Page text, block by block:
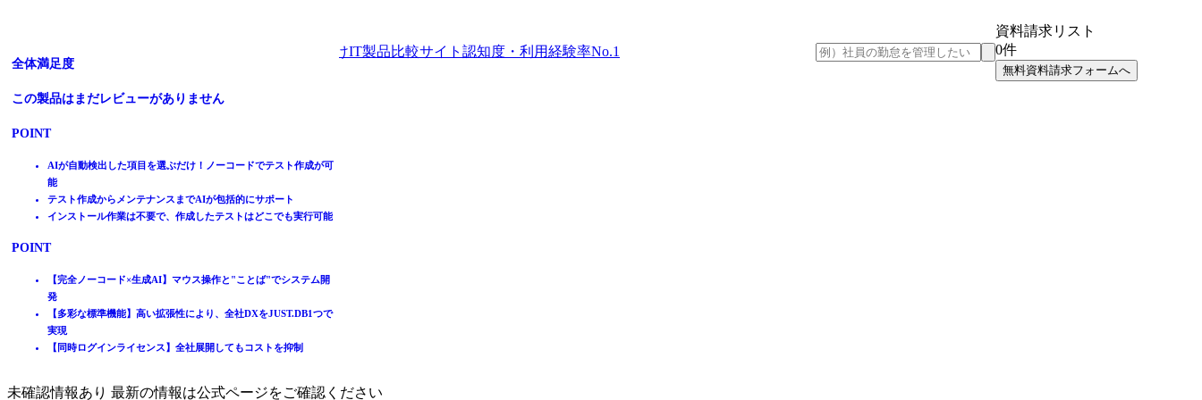
法人向けIT製品比較サイト 認知度・利用経験率No.1
資料請求リスト
0件
無料資料請求フォームへ
ホーム
ランキングから探す
記事を読む
はじめての方へ
掲載について
ITトレンドへの掲載
動画で学ぶ
IT製品比較TOP
設計開発
開発ツール
Web Miracle
未確認情報あり 最新の情報は公式ページをご確認ください
ローコード開発プラットフォーム
全体満足度
☆☆☆☆☆
★★★★★
基幹業務システムの運用基盤としてグローバルで40年の実績
【超高速開発！】CやJavaの10倍の開発生産性
部品組み立て型の純国産ローコード開発プラットフォーム
全体満足度
☆☆☆☆☆
★★★★★
部品活用で高品質・標準化されたシステム開発
開発から運用保守まで支え、継続改善と内製化を実現
完全ノーコード×生成AIでDX推進！ JUST.DB 【無料トラ
POINT
【完全ノーコード×生成AI】マウス操作と"ことば"でシステム開
発
【多彩な標準機能】高い拡張性により、全社DXをJUST.DB1つで
実現
【同時ログインライセンス】全社展開してもコストを抑制
全体満足度
この製品はまだレビューがありません
POINT
AIが自動検出した項目を選ぶだけ！ノーコードでテスト作成が可
能
テスト作成からメンテナンスまでAIが包括的にサポート
インストール作業は不要で、作成したテストはどこでも実行可能